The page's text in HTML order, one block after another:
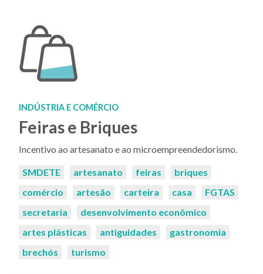
INDÚSTRIA E COMÉRCIO
Feiras e Briques
Incentivo ao artesanato e ao microempreendedorismo.
Palavras-
SMDETE artesanato feiras
briques
comércio
artesão carteira casa
FGTAS
secretaria
desenvolvimento econômico
artes plásticas
antiguidades
gastronomia
brechós
turismo